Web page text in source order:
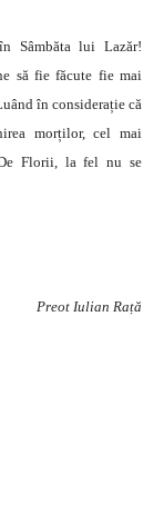
Sâmbăta lui Lazăr!
să fie făcute fie mai
în considerație că
morților, cel mai
Florii, la fel nu se
Preot Iulian Rață